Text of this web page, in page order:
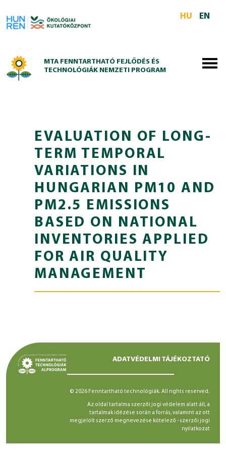
HU
EN
MTA FENNTARTHATÓ FEJLŐDÉS ÉS
TECHNOLÓGIÁK NEMZETI PROGRAM
EVALUATION OF LONG-
TERM TEMPORAL
VARIATIONS IN
HUNGARIAN PM10 AND
PM2.5 EMISSIONS
BASED ON NATIONAL
INVENTORIES APPLIED
FOR AIR QUALITY
MANAGEMENT
ADATVÉDELMI TÁJÉKOZTATÓ
© 2026 Fenntartható technológiák. All rights reserved.
Az oldal tartalma szerzői jogi védelem alatt áll, a
tartalmak idézése során a forrás, valamint az ott
megjelölt szerző megnevezése kötelező - szerzői jogi
nyilatkozat